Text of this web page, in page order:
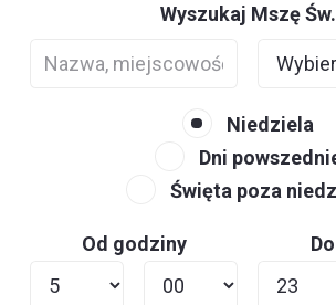
Wyszukaj Mszę Św.
Niedziela
Dni
Święta poza
Od godziny